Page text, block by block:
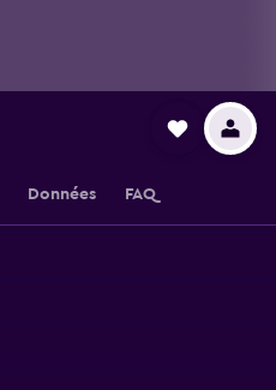
Données FAQ